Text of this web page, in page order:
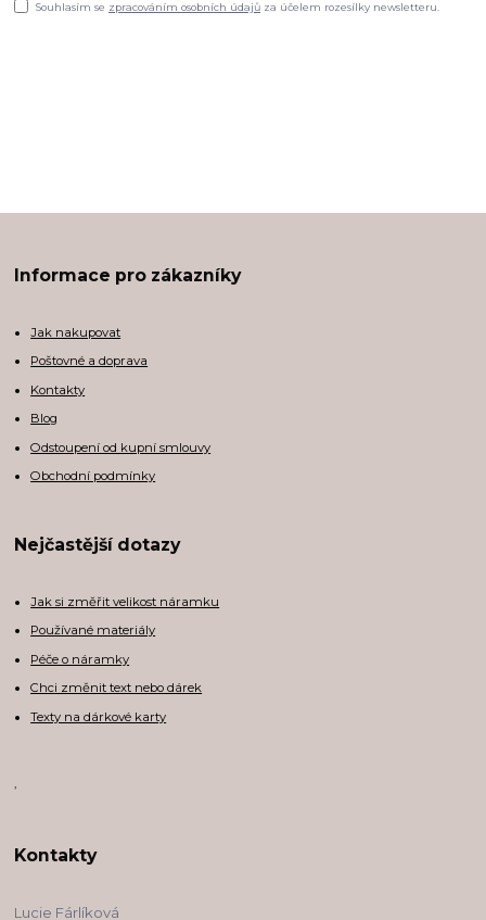
Souhlasím se zpracováním osobních údajů za účelem rozesílky newsletteru.
Informace pro zákazníky
Jak nakupovat
Poštovné a doprava
Kontakty
Blog
Odstoupení od kupní smlouvy
Obchodní podmínky
Nejčastější dotazy
Jak si změřit velikost náramku
Používané materiály
Péče o náramky
Chci změnit text nebo dárek
Texty na dárkové karty
,
Kontakty
Lucie Fárlíková